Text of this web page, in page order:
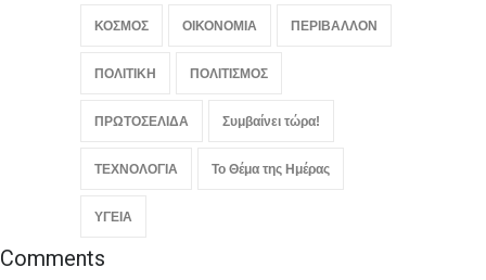
ΚΟΣΜΟΣ ΟΙΚΟΝΟΜΙΑ ΠΕΡΙΒΑΛΛΟΝ
ΠΟΛΙΤΙΚΗ ΠΟΛΙΤΙΣΜΟΣ
ΠΡΩΤΟΣΕΛΙΔΑ Συμβαίνει τώρα!
ΤΕΧΝΟΛΟΓΙΑ Το Θέμα της Ημέρας
ΥΓΕΙΑ
Comments